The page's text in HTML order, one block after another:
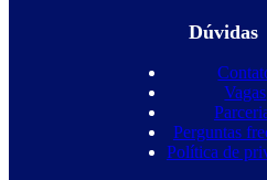
Dúvidas
Vagas
Perguntas
Política de